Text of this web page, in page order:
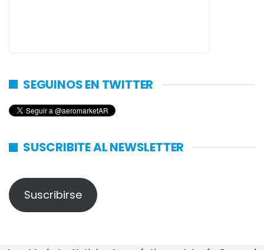
SEGUINOS EN TWITTER
SUSCRIBITE AL NEWSLETTER
Suscribirse